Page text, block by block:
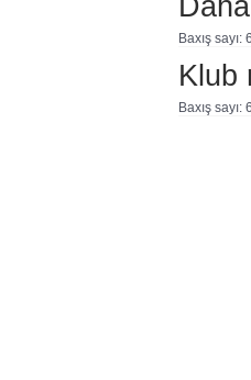
Baxış sayı:
Klub
Baxış sayı: